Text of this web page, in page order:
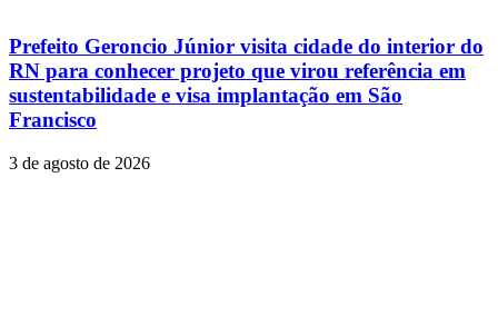
Prefeito Geroncio Júnior visita cidade do interior do
RN para conhecer projeto que virou referência em
sustentabilidade e visa implantação em São
Francisco
3 de agosto de 2026